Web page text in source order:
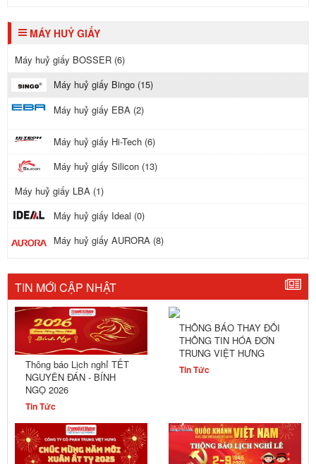
MÁY HUỶ GIẤY
Máy huỷ giấy BOSSER (6)
Máy huỷ giấy Bingo (15)
Máy huỷ giấy EBA (2)
Máy huỷ giấy Hi-Tech (6)
Máy huỷ giấy Silicon (13)
Máy huỷ giấy LBA (1)
Máy huỷ giấy Ideal (0)
Máy huỷ giấy AURORA (8)
TIN MỚI CẬP NHẬT
Thông báo Lịch nghỉ TẾT
NGUYÊN ĐÁN - BÍNH
NGỌ 2026
Tin Tức
THÔNG BÁO THAY ĐỔI
THÔNG TIN HÓA ĐƠN
TRUNG VIỆT HƯNG
Tin Tức